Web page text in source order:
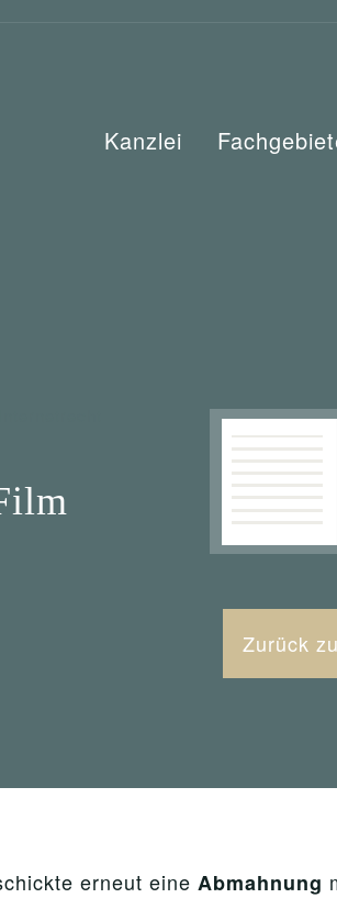
Kanzlei
Zurück
erneut eine Abmahnung